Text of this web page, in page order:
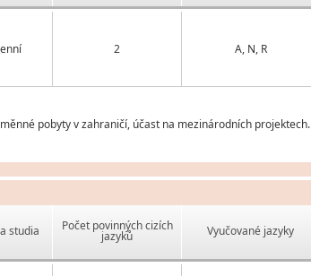
2 A, N, R
pobyty v zahraničí, účast na mezinárodních projektech.
studia Počet povinných cizích
jazyků Vyučované jazyky